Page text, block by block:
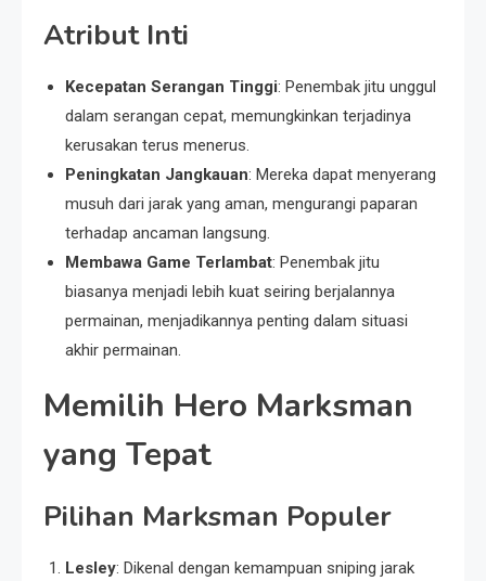
Atribut Inti
Kecepatan Serangan Tinggi: Penembak jitu unggul
dalam serangan cepat, memungkinkan terjadinya
kerusakan terus menerus.
Peningkatan Jangkauan: Mereka dapat menyerang
musuh dari jarak yang aman, mengurangi paparan
terhadap ancaman langsung.
Membawa Game Terlambat: Penembak jitu
biasanya menjadi lebih kuat seiring berjalannya
permainan, menjadikannya penting dalam situasi
akhir permainan.
Memilih Hero Marksman
yang Tepat
Pilihan Marksman Populer
Lesley: Dikenal dengan kemampuan sniping jarak